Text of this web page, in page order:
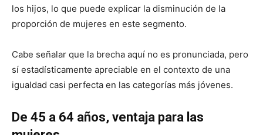
los hijos, lo que puede explicar la disminución de la
proporción de mujeres en este segmento.
Cabe señalar que la brecha aquí no es pronunciada, pero
sí estadísticamente apreciable en el contexto de una
igualdad casi perfecta en las categorías más jóvenes.
De 45 a 64 años, ventaja para las